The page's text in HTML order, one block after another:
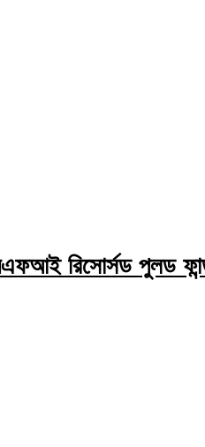
রিসোর্সড পুলড